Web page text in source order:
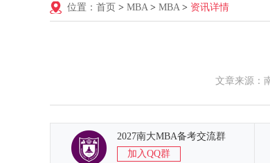
位置：首页 > MBA> MBA> 资讯详情
文章来源：
2027南大MBA备考交流群
加入QQ群